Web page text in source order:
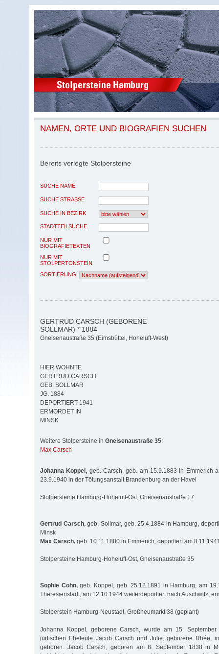
NAMEN, ORTE UND BIOGRAFIEN SUCHEN
Bereits verlegte Stolpersteine
SUCHE NAME
SUCHE STRASSE
SUCHE IN BEZIRK
STADTTEILSUCHE
NUR MIT
BIOGRAFIETEXTEN
NUR MIT
STOLPERTONSTEIN
SORTIERUNG
GERTRUD CARSCH (GEBORENE
SOLLMAR) * 1884
Gneisenaustraße 35 (Eimsbüttel, Hoheluft-West)
HIER WOHNTE
GERTRUD CARSCH
GEB. SOLLMAR
JG. 1884
DEPORTIERT 1941
ERMORDET IN
MINSK
Weitere Stolpersteine in Gneisenaustraße 35:
Max Carsch
Johanna Koppel, geb. Carsch, geb. am 15.9.1883 in Emmerich
23.9.1940 in der Tötungsanstalt Brandenburg an der Havel
Stolpersteine Hamburg-Hoheluft-Ost, Gneisenaustraße 17
Gertrud Carsch,geb. Sollmar, geb. 25.4.1884 in Hamburg,
Minsk
Max Carsch, geb. 10.11.1880 in Emmerich, deportiert am
Stolpersteine Hamburg-Hoheluft-Ost, Gneisenaustraße 35
Sophie Cohn,geb. Koppel, geb. 25.12.1891 in Hamburg, am
Theresienstadt, am 12.10.1944 weiterdeportiert nach Auschwitz,
Stolperstein Hamburg-Neustadt, Großneumarkt 38 (geplant)
Johanna Koppel, geborene Carsch, wurde am 15.
jüdischen Eheleute Jacob Carsch und Julie, geborene Rhée,
geboren. Jacob Carsch, geboren am 8. September 1838 in